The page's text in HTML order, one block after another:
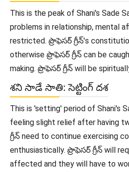
This is the peak of Shani's Sade
problems in relationship, mental
restricted. ప్రొఫెసర్ గ్రీన్'s
otherwise ప్రొఫెసర్ గ్రీన్ can be
making. ప్రొఫెసర్ గ్రీన్ will be
శని సాడే సాతి: సెట్టింగ్ దశ
This is 'setting' period of Shani's
feeling slight relief after having
గ్రీన్ need to continue exercising
enthusiastically. ప్రొఫెసర్ గ్రీన్ will
affected and they will have to